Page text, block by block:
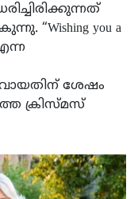
“Wishing you a
എന്ന
ശേഷം
ക്രിസ്മസ്